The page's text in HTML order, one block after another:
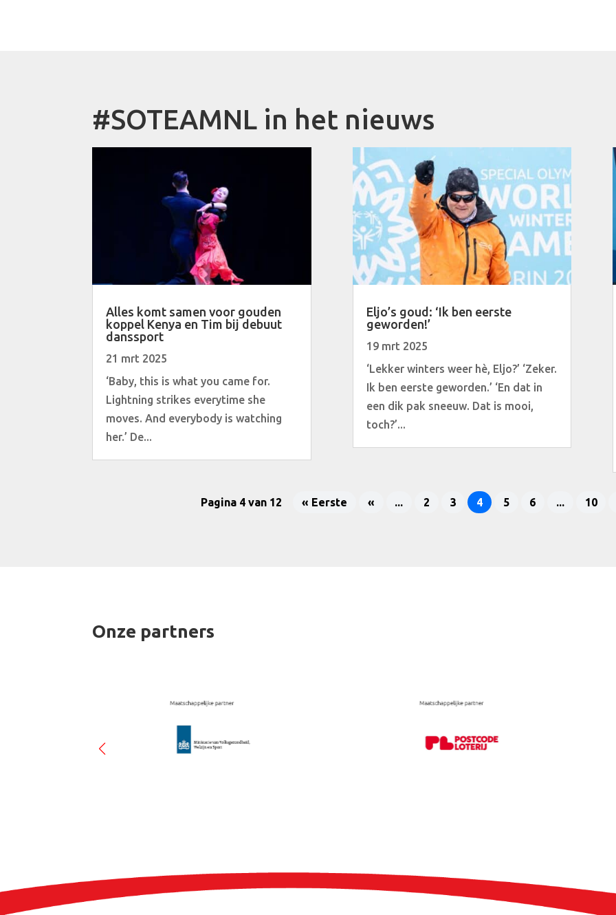
#SOTEAMNL in het nieuws
Alles komt samen voor gouden
koppel Kenya en Tim bij debuut
danssport
21 mrt 2025
‘Baby, this is what you came for.
Lightning strikes everytime she
moves. And everybody is watching
her.’ De...
Eljo’s goud: ‘Ik ben eerste
geworden!’
19 mrt 2025
‘Lekker winters weer hè, Eljo?’ ‘Zeker.
Ik ben eerste geworden.’ ‘En dat in
een dik pak sneeuw. Dat is mooi,
toch?’...
Pagina 4 van 12 « Eerste « ... 2 3 4 5 6 ... 10
Onze partners